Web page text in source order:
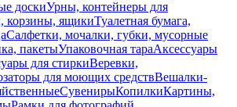
доскиУрны, контейнеры для
корзины, ящикиТуалетная бумага,
Салфетки, мочалки, губки, мусорные
пакетыУпаковочная тараАксессуары
для стиркиВеревки,
для моющих средствВешалки-
СувенирыКопилкиКартины,